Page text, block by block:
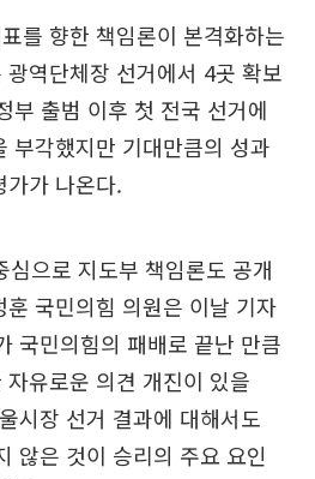
를 향한 책임론이 본격화하는
역단체장 선거에서 4곳 확보
부 출범 이후 첫 전국 선거에
부각했지만 기대만큼의 성과
가가 나온다.
심으로 지도부 책임론도 공개
국민의힘 의원은 이날 기자
국민의힘의 패배로 끝난 만큼
유로운 의견 개진이 있을
시장 선거 결과에 대해서도
않은 것이 승리의 주요 요인